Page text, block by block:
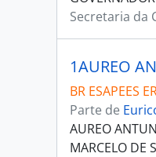
Secretaria da
BR ESAPEES
Parte de
AUREO
MARCELO DE